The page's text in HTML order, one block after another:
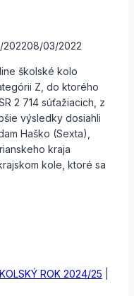
202208/03/2022
školské kolo
Z, do ktorého
2 714 súťažiacich, z
výsledky dosiahli
Haško (Sexta),
kraja
kole, ktoré sa
ROK 2024/25